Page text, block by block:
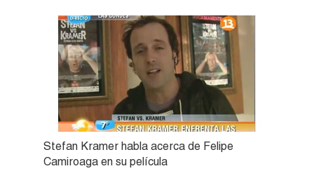
Stefan Kramer habla acerca de Felipe
Camiroaga en su película